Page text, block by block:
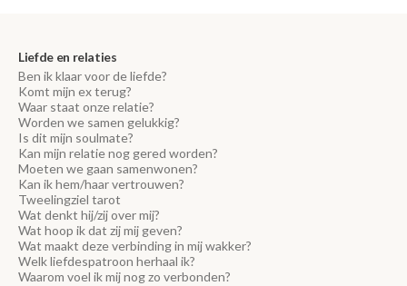
Liefde en relaties
Ben ik klaar voor de liefde?
Komt mijn ex terug?
Waar staat onze relatie?
Worden we samen gelukkig?
Is dit mijn soulmate?
Kan mijn relatie nog gered worden?
Moeten we gaan samenwonen?
Kan ik hem/haar vertrouwen?
Tweelingziel tarot
Wat denkt hij/zij over mij?
Wat hoop ik dat zij mij geven?
Wat maakt deze verbinding in mij wakker?
Welk liefdespatroon herhaal ik?
Waarom voel ik mij nog zo verbonden?